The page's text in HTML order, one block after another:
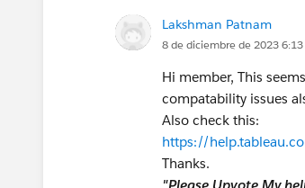
Lakshman Patnam
8 de diciembre de 2023 6:13
Hi member, This
compatability issues
Also check this:
https://
Thanks.
"Please Upvote My